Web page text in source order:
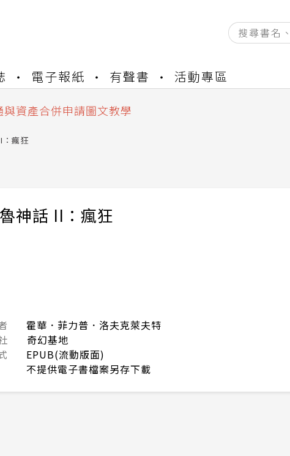
電子報紙 有聲書 活動專區
書櫃開通申請
與資產合併申請圖文教學
櫃開通申請
：瘋狂
神話 II：瘋狂
霍華．菲力普．洛夫克萊夫特
奇幻基地
EPUB(流動版面)
不提供電子書檔案另存下載